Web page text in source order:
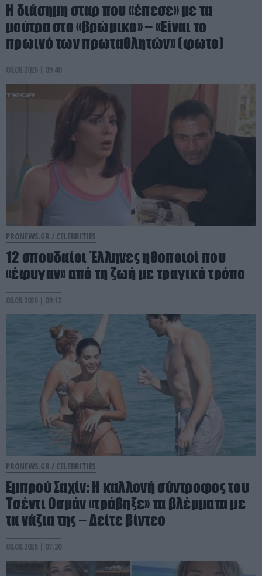
Η διάσημη σταρ που «έπεσε» με τα
μούτρα στο «βρώμικο» – «Είναι το
πρωινό των πρωταθλητών» (φωτο)
08.08.2026 | 09:40
PRONEWS.GR / CELEBRITIES
12 σπουδαίοι Έλληνες ηθοποιοί που
«έφυγαν» από τη ζωή με τραγικό τρόπο
08.08.2026 | 09:12
PRONEWS.GR / CELEBRITIES
Εμπρού Σαχίν: Η καλλονή σύντροφος του
Τσέντι Οσμάν «τράβηξε» τα βλέμματα με
τα νάζια της – Δείτε βίντεο
08.08.2026 | 07:20